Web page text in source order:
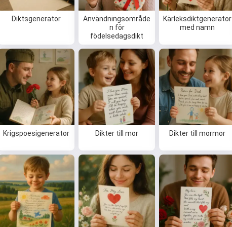
Diktsgenerator
Användningsområde
n för
födelsedagsdikt
Kärleksdiktgenerator
med namn
Krigspoesigenerator Dikter till mor Dikter till mormor